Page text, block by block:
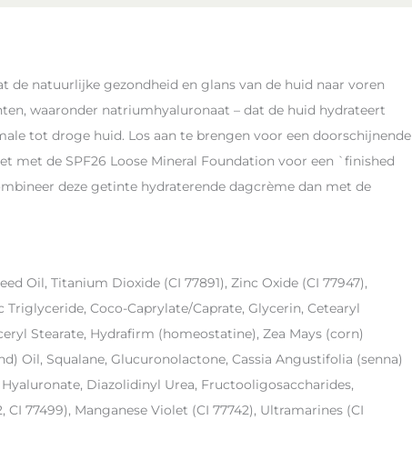
de natuurlijke gezondheid en glans van de huid naar voren
waaronder natriumhyaluronaat – dat de huid hydrateert
tot droge huid. Los aan te brengen voor een doorschijnende
met de SPF26 Loose Mineral Foundation voor een `finished
deze getinte hydraterende dagcrème dan met de
Oil, Titanium Dioxide (CI 77891), Zinc Oxide (CI 77947),
Coco-Caprylate/Caprate, Glycerin, Cetearyl
Stearate, Hydrafirm (homeostatine), Zea Mays (corn)
Oil, Squalane, Glucuronolactone, Cassia Angustifolia (senna)
Diazolidinyl Urea, Fructooligosaccharides,
CI 77499), Manganese Violet (CI 77742), Ultramarines (CI